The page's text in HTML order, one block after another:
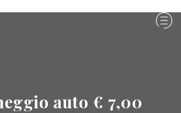
auto € 7,00